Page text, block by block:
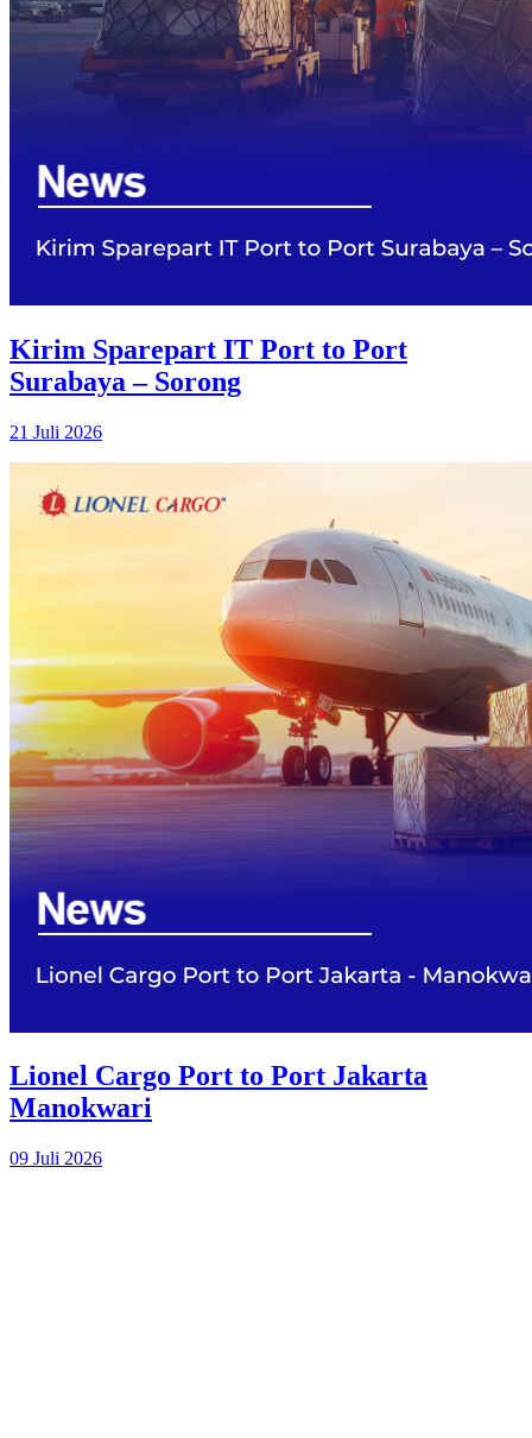
Kirim Sparepart IT Port to Port
Surabaya – Sorong
21 Juli 2026
Lionel Cargo Port to Port Jakarta
Manokwari
09 Juli 2026